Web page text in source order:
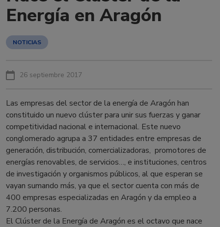
Energía en Aragón
NOTICIAS
26 septiembre 2017
Las empresas del sector de la energía de Aragón han
constituido un nuevo clúster para unir sus fuerzas y ganar
competitividad nacional e internacional. Este nuevo
conglomerado agrupa a 37 entidades entre empresas de
generación, distribución, comercializadoras, promotores de
energías renovables, de servicios…, e instituciones, centros
de investigación y organismos públicos, al que esperan se
vayan sumando más, ya que el sector cuenta con más de
400 empresas especializadas en Aragón y da empleo a
7.200 personas.
El Clúster de la Energía de Aragón es el octavo que nace